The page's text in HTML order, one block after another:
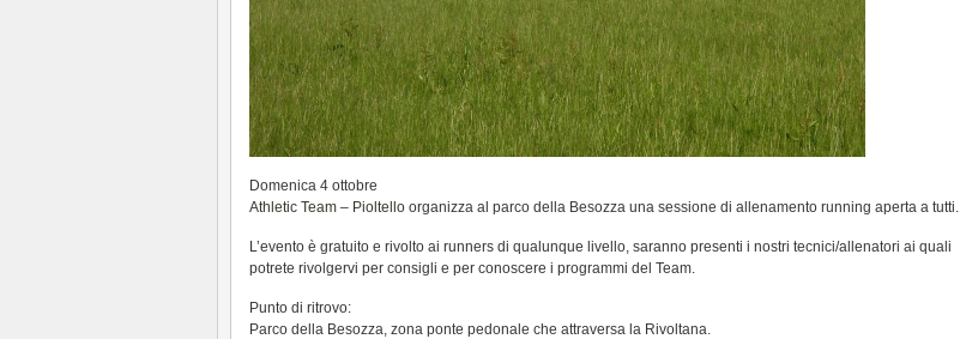
Domenica 4 ottobre
Athletic Team – Pioltello organizza al parco della Besozza una sessione di allenamento running aperta a tutti.
L’evento è gratuito e rivolto ai runners di qualunque livello, saranno presenti i nostri tecnici/allenatori ai quali
potrete rivolgervi per consigli e per conoscere i programmi del Team.
Punto di ritrovo:
Parco della Besozza, zona ponte pedonale che attraversa la Rivoltana.